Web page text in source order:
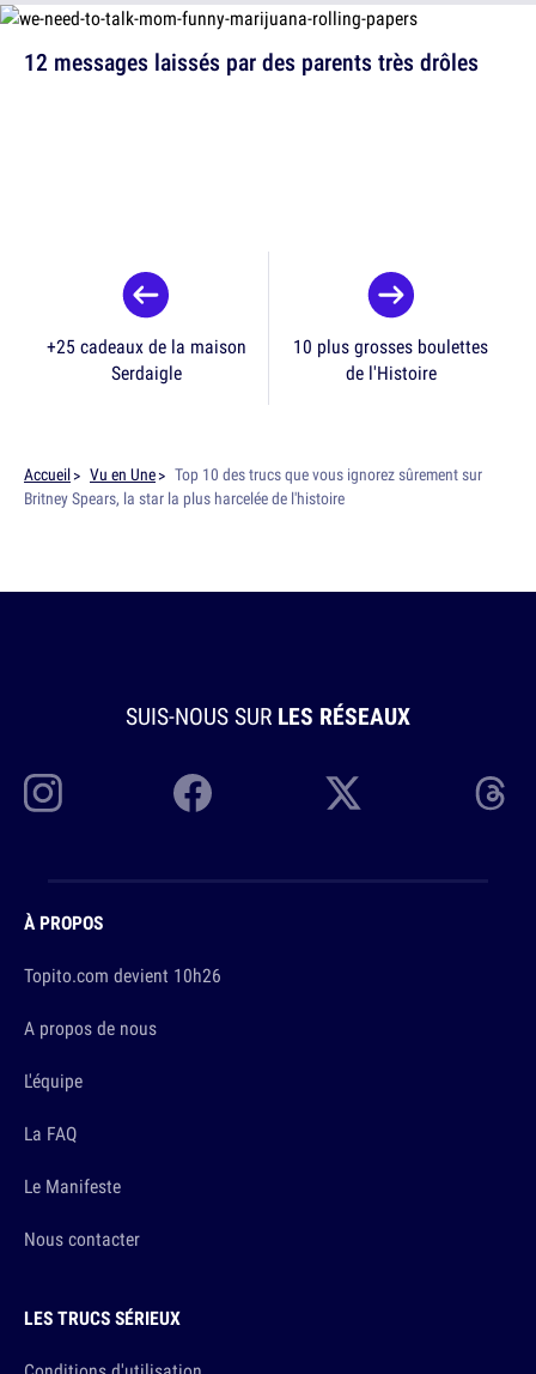
12 messages laissés par des parents très drôles
+25 cadeaux de la maison
Serdaigle
10 plus grosses boulettes
de l'Histoire
Accueil Vu en Une
Top 10 des trucs que vous ignorez sûrement sur
Britney Spears, la star la plus harcelée de l'histoire
SUIS-NOUS SUR LES RÉSEAUX
À PROPOS
Topito.com devient 10h26
A propos de nous
L'équipe
La FAQ
Le Manifeste
Nous contacter
LES TRUCS SÉRIEUX